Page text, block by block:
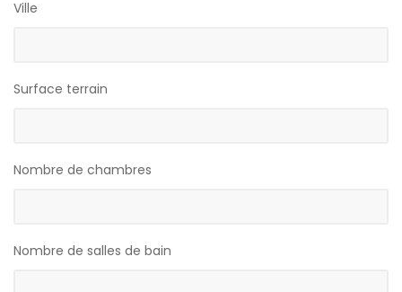
Ville
Surface terrain
Nombre de chambres
Nombre de salles de bain